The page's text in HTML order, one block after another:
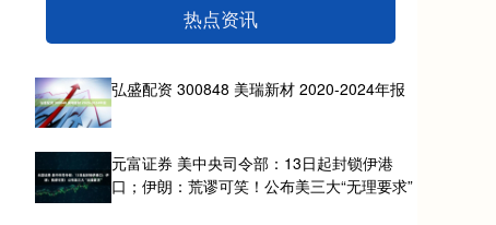
热点资讯
弘盛配资 300848 美瑞新材 2020-2024年报
元富证券 美中央司令部：13日起封锁伊港
口；伊朗：荒谬可笑！公布美三大“无理要求”